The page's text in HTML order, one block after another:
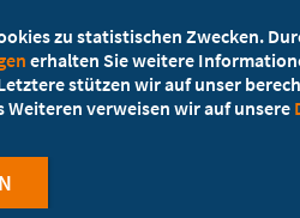
zu statistischen Zwecken.
erhalten Sie weitere
stützen wir auf unser
verweisen wir auf unsere